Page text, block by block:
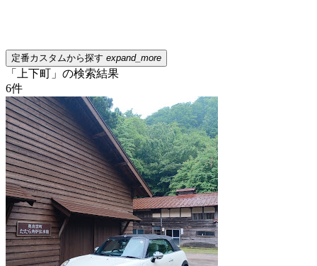
定番カスタムから探す expand_more
「上下町」の検索結果
6件